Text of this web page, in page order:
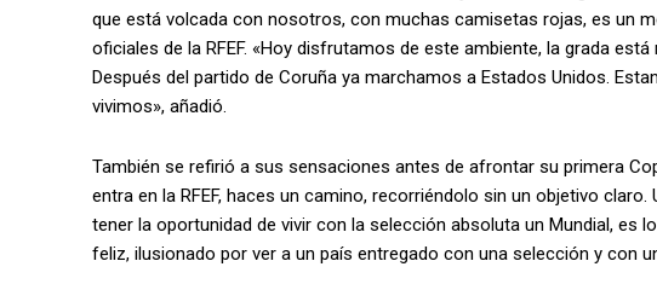
que está volcada con nosotros, con muchas camisetas rojas, es un
oficiales de la RFEF. «Hoy disfrutamos de este ambiente, la grada
Después del partido de Coruña ya marchamos a Estados Unidos.
vivimos», añadió.
También se refirió a sus sensaciones antes de afrontar su primera
entra en la RFEF, haces un camino, recorriéndolo sin un objetivo
tener la oportunidad de vivir con la selección absoluta un Mundial, es
feliz, ilusionado por ver a un país entregado con una selección y con